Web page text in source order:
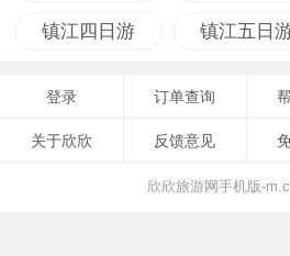
建，现有殿宇四进。第一进为灵
东有宝藏库，西有坎离宫。第三
镇江四日游 镇江五日
登录 订单查询
关于欣欣 反馈意见
欣欣旅游网手机版-